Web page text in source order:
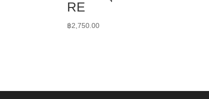
RE
฿2,750.00